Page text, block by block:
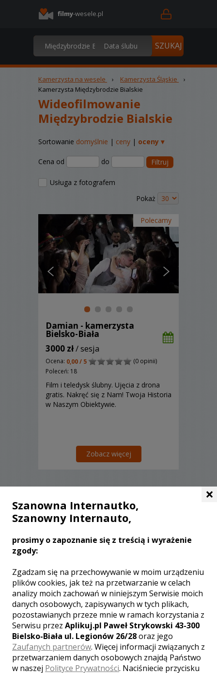
filmy-wesele.pl
Kamerzysta na wesele › Kamerzysta Śląskie
›
Kamerzysta Międzybrodzie Bialskie
Wideofilmowanie
Międzybrodzie Bialskie
Sortowanie domyślnie | ceny | oceny ▾
Cena od do Filtruj
Usługa z fotografem
Pokaż
Polecamy
Damian - kamerzysta
Bielsko-Biała
3000 zł/ sesja
Ocena: 0,00 / 5
(0 opinii)
Poleceń: 18
Film i teledysk ślubny. Ujęcia z drona
gratis. Nakręć się z Nam! Twoja Historia
w Naszym Obiektywie.
Zobacz więcej
Liczba pozycji:0
WOJEWÓDZTWO ŚLĄSKIE – ZOBACZ
LISTĘ KAMERZYSTÓW Z INNYCH
MIAST:
Wideofilmowanie Katowice
Wideofilmowanie Częstochowa
Wideofilmowanie Bielsko-Biała
Wideofilmowanie Gliwice
Wideofilmowanie Sosnowiec
Wideofilmowanie Chorzów
×
Szanowna Internautko,
Szanowny Internauto,
prosimy o zapoznanie się z treścią i wyrażenie
zgody:
Zgadzam się na przechowywanie w moim urządzeniu
plików cookies, jak też na przetwarzanie w celach
analizy moich zachowań w niniejszym Serwisie moich
danych osobowych, zapisywanych w tych plikach,
pozostawianych przeze mnie w ramach korzystania z
Serwisu przez Aplikuj.pl Paweł Strykowski 43-300
Bielsko-Biała ul. Legionów 26/28oraz jego
Zaufanych partnerów. Więcej informacji związanych z
przetwarzaniem danych osobowych znajdą Państwo
w naszej Polityce Prywatności. Naciśniecie przycisku